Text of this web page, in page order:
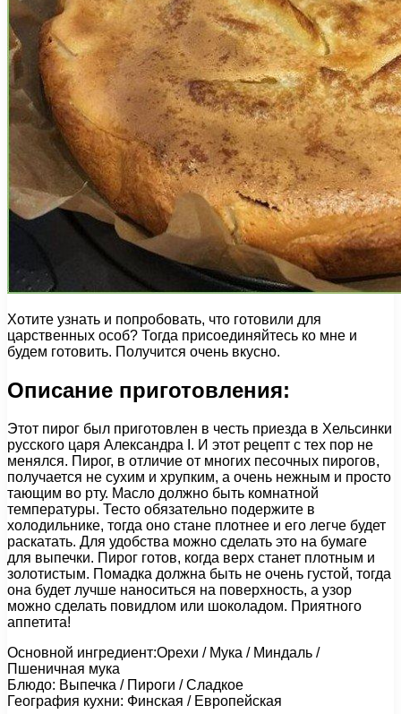
Хотите узнать и попробовать, что готовили для
царственных особ? Тогда присоединяйтесь ко мне и
будем готовить. Получится очень вкусно.
Описание приготовления:
Этот пирог был приготовлен в честь приезда в Хельсинки
русского царя Александра I. И этот рецепт с тех пор не
менялся. Пирог, в отличие от многих песочных пирогов,
получается не сухим и хрупким, а очень нежным и просто
тающим во рту. Масло должно быть комнатной
температуры. Тесто обязательно подержите в
холодильнике, тогда оно стане плотнее и его легче будет
раскатать. Для удобства можно сделать это на бумаге
для выпечки. Пирог готов, когда верх станет плотным и
золотистым. Помадка должна быть не очень густой, тогда
она будет лучше наноситься на поверхность, а узор
можно сделать повидлом или шоколадом. Приятного
аппетита!
Основной ингредиент:Орехи / Мука / Миндаль /
Пшеничная мука
Блюдо: Выпечка / Пироги / Сладкое
География кухни: Финская / Европейская